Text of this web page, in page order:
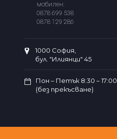
мобилен:
0878 699 538
0878 129 286
1000 София,
бул. "Илиянци" 45
Пон – Петък 8:30 – 17:00
(без прекъсване)